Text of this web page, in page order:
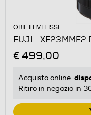
OBIETTIVI FISSI
FUJI - XF23MMF2
€ 499,00
Acquisto online:
Ritiro in negozio in